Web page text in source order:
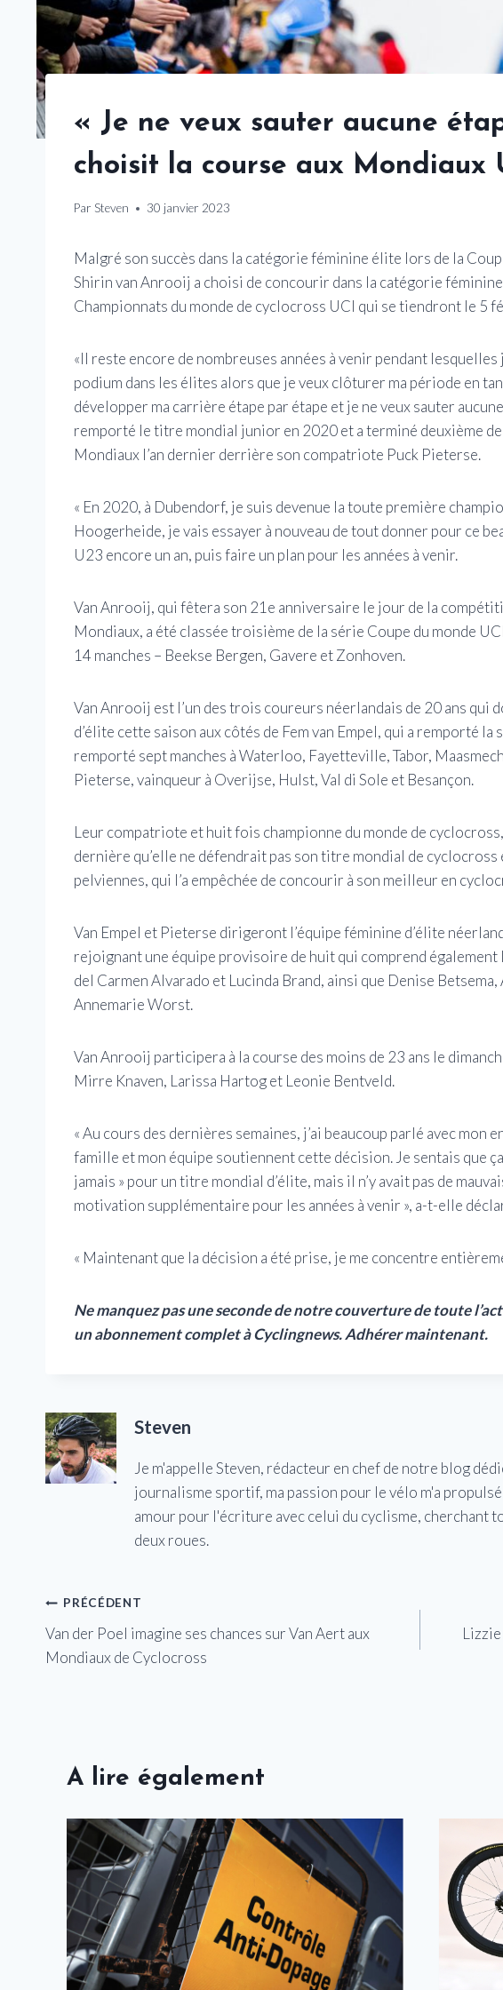
« Je ne veux sauter aucune
choisit la course aux Mondiaux
Par Steven 30 janvier 2023
Malgré son succès dans la catégorie féminine élite lors de la
Shirin van Anrooij a choisi de concourir dans la catégorie
Championnats du monde de cyclocross UCI qui se tiendront le 5
«Il reste encore de nombreuses années à venir pendant
podium dans les élites alors que je veux clôturer ma période en
développer ma carrière étape par étape et je ne veux sauter
remporté le titre mondial junior en 2020 et a terminé deuxième
Mondiaux l’an dernier derrière son compatriote Puck Pieterse.
« En 2020, à Dubendorf, je suis devenue la toute première
Hoogerheide, je vais essayer à nouveau de tout donner pour ce
U23 encore un an, puis faire un plan pour les années à venir.
Van Anrooij, qui fêtera son 21e anniversaire le jour de la
Mondiaux, a été classée troisième de la série Coupe du monde
14 manches – Beekse Bergen, Gavere et Zonhoven.
Van Anrooij est l’un des trois coureurs néerlandais de 20 ans qui
d’élite cette saison aux côtés de Fem van Empel, qui a remporté
remporté sept manches à Waterloo, Fayetteville, Tabor,
Pieterse, vainqueur à Overijse, Hulst, Val di Sole et Besançon.
Leur compatriote et huit fois championne du monde de
dernière qu’elle ne défendrait pas son titre mondial de
pelviennes, qui l’a empêchée de concourir à son meilleur en
Van Empel et Pieterse dirigeront l’équipe féminine d’élite
rejoignant une équipe provisoire de huit qui comprend également
del Carmen Alvarado et Lucinda Brand, ainsi que Denise
Annemarie Worst.
Van Anrooij participera à la course des moins de 23 ans le
Mirre Knaven, Larissa Hartog et Leonie Bentveld.
« Au cours des dernières semaines, j’ai beaucoup parlé avec mon
famille et mon équipe soutiennent cette décision. Je sentais que
jamais » pour un titre mondial d’élite, mais il n’y avait pas de
motivation supplémentaire pour les années à venir », a-t-elle
« Maintenant que la décision a été prise, je me concentre
Ne manquez pas une seconde de notre couverture de toute
un abonnement complet à Cyclingnews.Adhérer maintenant.
Steven
Je m'appelle Steven, rédacteur en chef de notre blog
journalisme sportif, ma passion pour le vélo m'a
amour pour l'écriture avec celui du cyclisme, cherchant
deux roues.
Navigation
de
PRÉCÉDENT
Van der Poel imagine ses chances sur Van Aert aux
Mondiaux de Cyclocross
A lire également